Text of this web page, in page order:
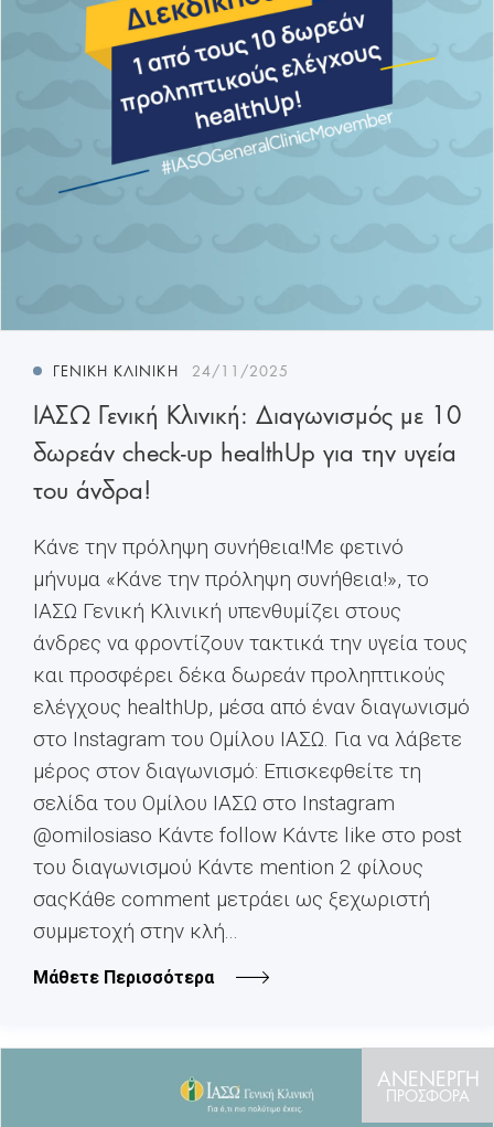
ΓΕΝΙΚΉ ΚΛΙΝΙΚΉ 24/11/2025
ΙΑΣΩ Γενική Κλινική: Διαγωνισμός με 10
δωρεάν check-up healthUp για την υγεία
του άνδρα!
Κάνε την πρόληψη συνήθεια!Με φετινό
μήνυμα «Κάνε την πρόληψη συνήθεια!», το
ΙΑΣΩ Γενική Κλινική υπενθυμίζει στους
άνδρες να φροντίζουν τακτικά την υγεία τους
και προσφέρει δέκα δωρεάν προληπτικούς
ελέγχους healthUp, μέσα από έναν διαγωνισμό
στο Instagram του Ομίλου ΙΑΣΩ. Για να λάβετε
μέρος στον διαγωνισμό: Επισκεφθείτε τη
σελίδα του Ομίλου ΙΑΣΩ στο Instagram
@omilosiaso Κάντε follow Κάντε like στο post
του διαγωνισμού Κάντε mention 2 φίλους
σαςΚάθε comment μετράει ως ξεχωριστή
συμμετοχή στην κλή...
Μάθετε Περισσότερα
ΑΝΕΝΕΡΓΗ
ΠΡΟΣΦΟΡΑ